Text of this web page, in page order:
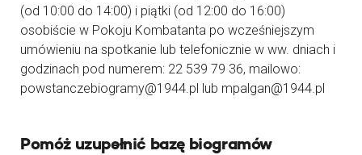
(od 10:00 do 14:00) i piątki (od 12:00 do 16:00)
osobiście w Pokoju Kombatanta po wcześniejszym
umówieniu na spotkanie lub telefonicznie w ww. dniach i
godzinach pod numerem: 22 539 79 36, mailowo:
powstanczebiogramy@1944.pl lub mpalgan@1944.pl
Pomóż uzupełnić bazę biogramów